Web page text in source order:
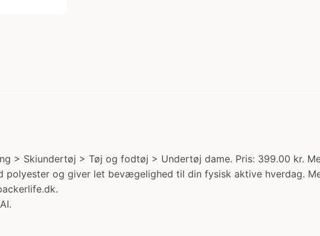
> Skiundertøj > Tøj og fodtøj > Undertøj dame. Pris: 399.00 kr.
og giver let bevægelighed til din fysisk aktive hverdag.